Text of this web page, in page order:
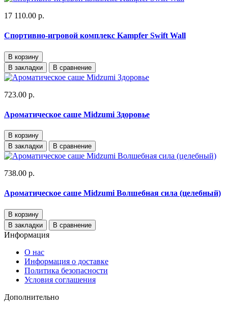
17 110.00 р.
Спортивно-игровой комплекс Kampfer Swift Wall
В корзину
В закладки
В сравнение
723.00 р.
Ароматическое саше Midzumi Здоровье
В корзину
В закладки
В сравнение
738.00 р.
Ароматическое саше Midzumi Волшебная сила (целебный)
В корзину
В закладки
В сравнение
Информация
О нас
Информация о доставке
Политика безопасности
Условия соглашения
Дополнительно